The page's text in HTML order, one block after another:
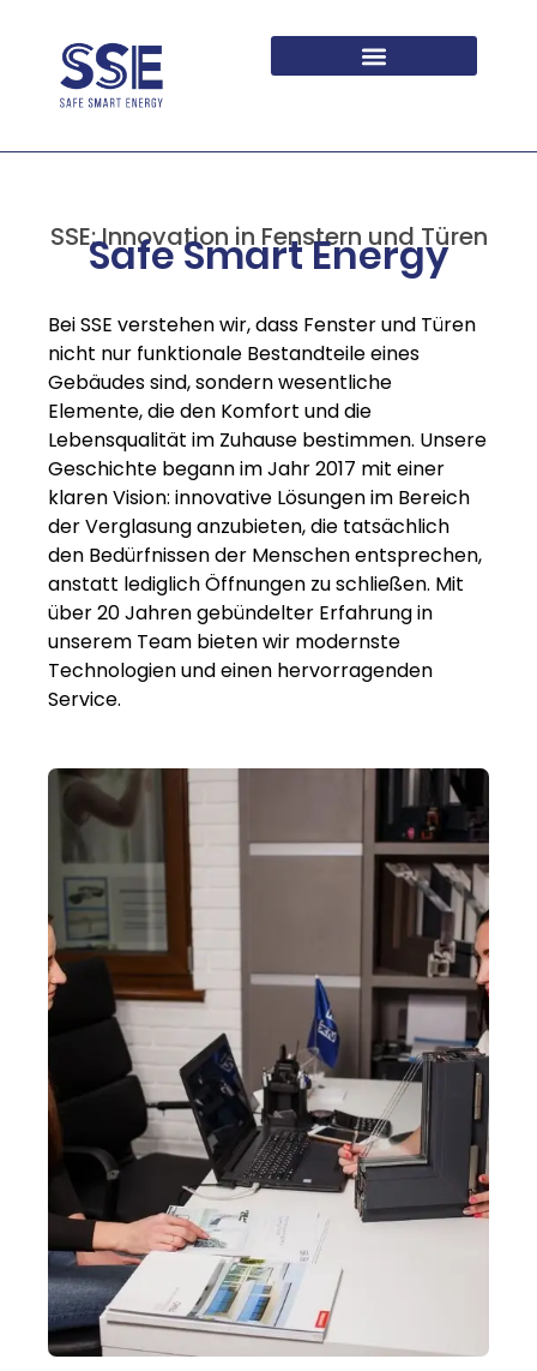
SSE: Innovation in Fenstern und Türen
Safe Smart Energy
Bei SSE verstehen wir, dass Fenster und Türen
nicht nur funktionale Bestandteile eines
Gebäudes sind, sondern wesentliche
Elemente, die den Komfort und die
Lebensqualität im Zuhause bestimmen. Unsere
Geschichte begann im Jahr 2017 mit einer
klaren Vision: innovative Lösungen im Bereich
der Verglasung anzubieten, die tatsächlich
den Bedürfnissen der Menschen entsprechen,
anstatt lediglich Öffnungen zu schließen. Mit
über 20 Jahren gebündelter Erfahrung in
unserem Team bieten wir modernste
Technologien und einen hervorragenden
Service.